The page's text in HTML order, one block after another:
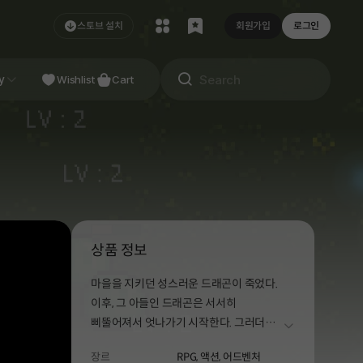
스토브 설치 회원가입 로그인
Studio
Wishlist Cart
상품 정보
마을을 지키던 성스러운 드래곤이 죽었다.
이후, 그 아들인 드래곤은 서서히
삐뚤어져서 엇나가기 시작한다. 그러더니
더보기
장르 RPG, 액션, 어드벤처